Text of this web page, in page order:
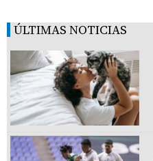
ÚLTIMAS NOTICIAS